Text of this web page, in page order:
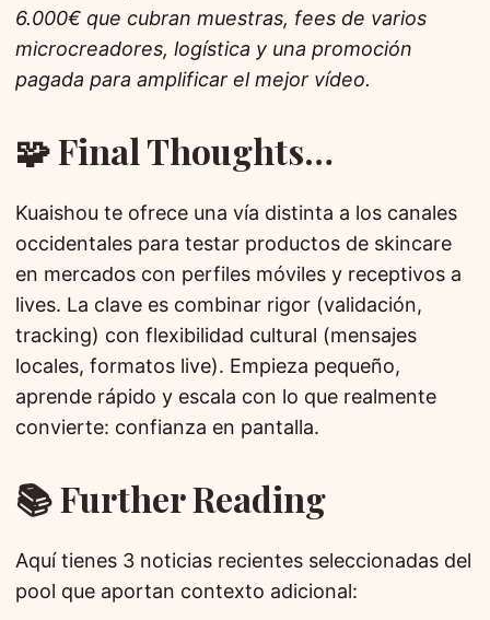
6.000€ que cubran muestras, fees de varios
microcreadores, logística y una promoción
pagada para amplificar el mejor vídeo.
🧩 Final Thoughts…
Kuaishou te ofrece una vía distinta a los canales
occidentales para testar productos de skincare
en mercados con perfiles móviles y receptivos a
lives. La clave es combinar rigor (validación,
tracking) con flexibilidad cultural (mensajes
locales, formatos live). Empieza pequeño,
aprende rápido y escala con lo que realmente
convierte: confianza en pantalla.
📚 Further Reading
Aquí tienes 3 noticias recientes seleccionadas del
pool que aportan contexto adicional: